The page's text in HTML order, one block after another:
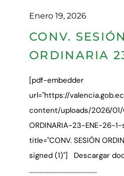
Enero 19, 2026
CONV. SESIÓN
ORDINARIA
[pdf-embedder
url="https://
content/uploads/2026/01/
ORDINARIA-23-ENE-26-
title="CONV. SESIÓN
signed (1)"] Descargar
.............................................